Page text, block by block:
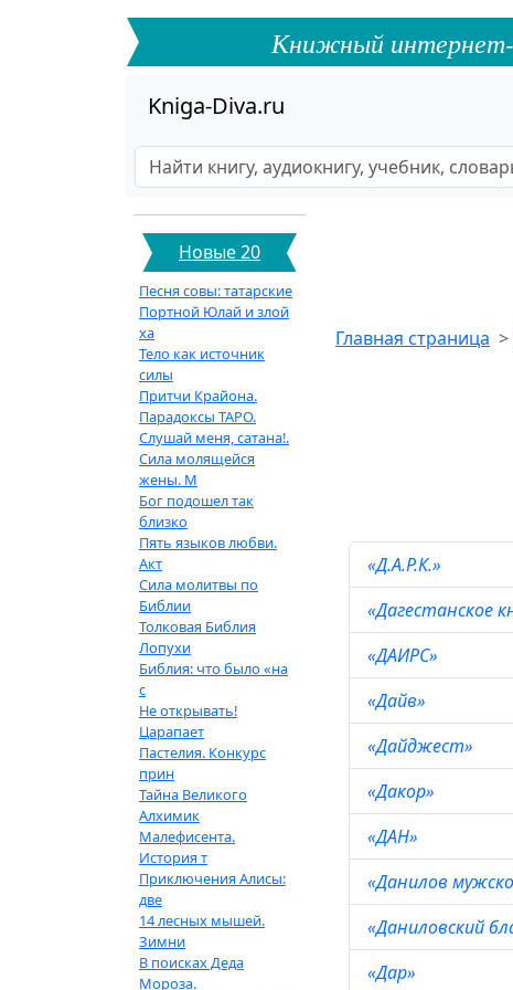
Книжный интернет-
Kniga-Diva.ru
Новые 20
Песня совы: татарские
Портной Юлай и злой
ха
Тело как источник
силы
Притчи Крайона.
Парадоксы ТАРО.
Слушай меня, сатана!.
Сила молящейся
жены. М
Бог подошел так
близко
Пять языков любви.
Акт
Сила молитвы по
Библии
Толковая Библия
Лопухи
Библия: что было «на
с
Не открывать!
Царапает
Пастелия. Конкурс
прин
Тайна Великого
Алхимик
Малефисента.
История т
Приключения Алисы:
две
14 лесных мышей.
Зимни
В поисках Деда
Мороза.
Главная страница
«Д.А.Р.К.»
«Дагестанское
«ДАИРС»
«Дайв»
«Дайджест»
«Дакор»
«ДАН»
«Данилов
«Даниловский
«Дар»